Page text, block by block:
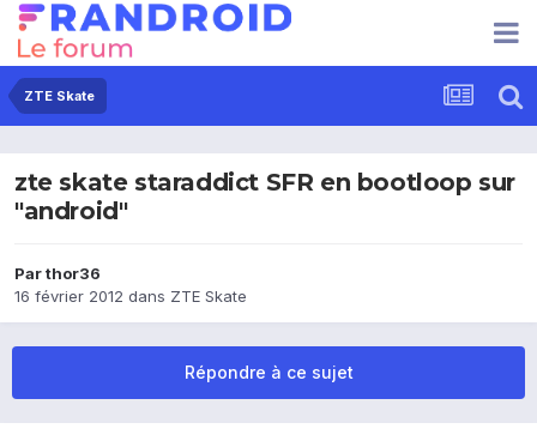
ZTE Skate
zte skate staraddict SFR en bootloop sur
"android"
Parthor36
16 février 2012 dans ZTE Skate
Répondre à ce sujet